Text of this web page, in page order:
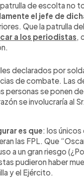
patrulla de escolta no
el jefe de
Que la patrulla
a los periodistas,
declarados por
de combate. Las
personas se ponen
se involucraría al
es que: los únicos
las FPL. Que
a un gran riesgo
pudieron haber
y el Ejército.